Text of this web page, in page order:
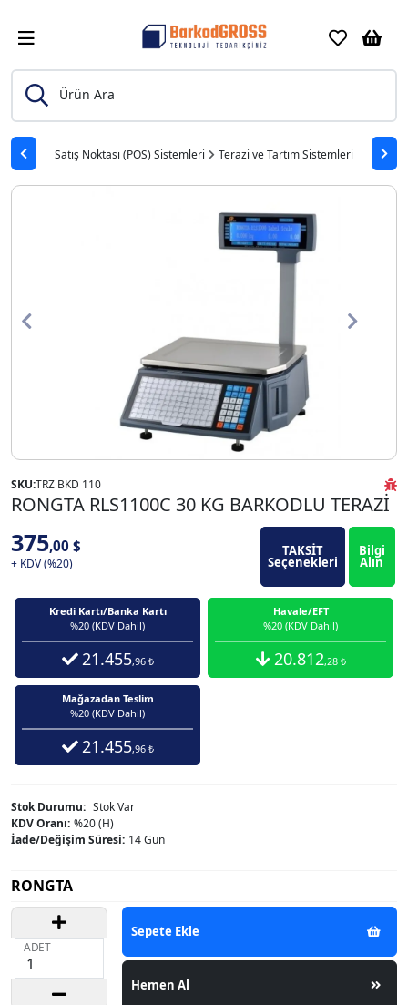
Ürün Ara
Satış Noktası (POS) Sistemleri Terazi ve Tartım Sistemleri
Previous Next
SKU:TRZ BKD 110
RONGTA RLS1100C 30 KG BARKODLU TERAZİ
375,00 $
+ KDV (%20)
TAKSİT
Seçenekleri
Bilgi
Alın
Kredi Kartı/Banka Kartı
%20 (KDV Dahil)
21.455,96 ₺
Havale/EFT
%20 (KDV Dahil)
20.812,28 ₺
Mağazadan Teslim
%20 (KDV Dahil)
21.455,96 ₺
Stok Durumu: Stok Var
KDV Oranı: %20 (H)
İade/Değişim Süresi: 14 Gün
RONGTA
ADET
Sepete Ekle
Hemen Al